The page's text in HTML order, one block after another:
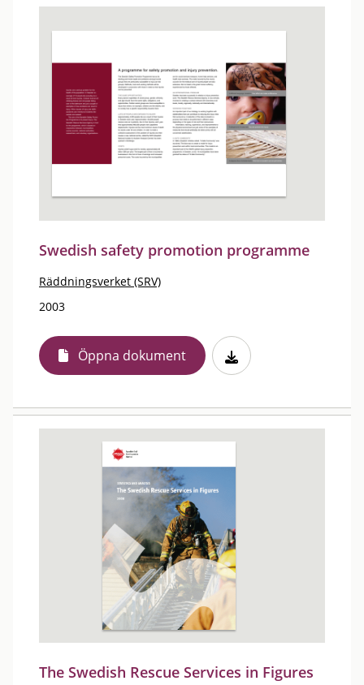
Swedish safety promotion programme
Räddningsverket (SRV)
2003
Öppna dokument
The Swedish Rescue Services in Figures